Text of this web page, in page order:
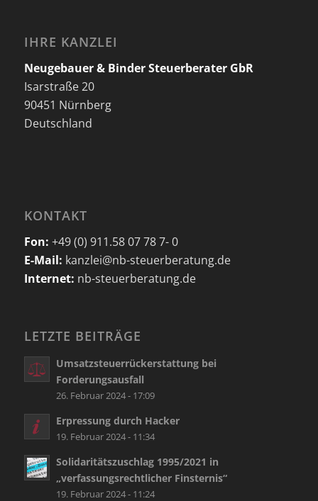
IHRE KANZLEI
Neugebauer & Binder Steuerberater GbR
Isarstraße 20
90451 Nürnberg
Deutschland
KONTAKT
Fon: +49 (0) 911.58 07 78 7- 0
E-Mail: kanzlei@nb-steuerberatung.de
Internet: nb-steuerberatung.de
LETZTE BEITRÄGE
Umsatzsteuerrückerstattung bei
Forderungsausfall
26. Februar 2024 - 17:09
Erpressung durch Hacker
19. Februar 2024 - 11:34
Solidaritätszuschlag 1995/2021 in
„verfassungsrechtlicher Finsternis“
19. Februar 2024 - 11:24